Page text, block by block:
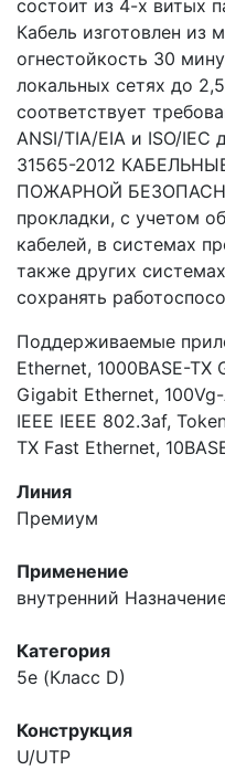
состоит из 4-х витых
Кабель изготовлен из
огнестойкость 30
локальных сетях до
соответствует
ANSI/TIA/EIA и ISO/IEC
31565-2012
ПОЖАРНОЙ
прокладки, с учетом
кабелей, в системах
также других
сохранять
Поддерживаемые
Ethernet, 1000BASE-TX
Gigabit Ethernet,
IEEE IEEE 802.3af,
TX Fast Ethernet,
Линия
Премиум
Применение
внутренний
Категория
5e (Класс D)
Конструкция
U/UTP